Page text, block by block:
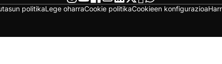
politikaLege oharraCookie politikaCookieen konfigurazioa